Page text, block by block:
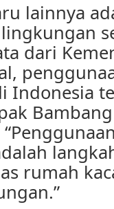
lainnya
dari
Indonesia
rumah